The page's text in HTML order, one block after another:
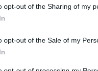
opt-out of the Sharing of my
opt-out of the Sale of my
διεύθυνση του
κατά περίπτωση
στα Κέντρα